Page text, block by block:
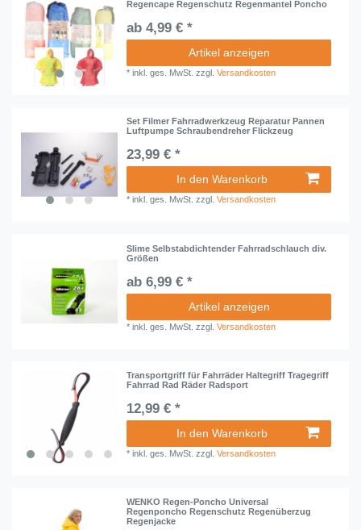
Regencape Regenschutz Regenmantel Poncho
ab 4,99 € *
Artikel anzeigen
*inkl. ges. MwSt. zzgl.Versandkosten
Set Filmer Fahrradwerkzeug Reparatur Pannen
Luftpumpe Schraubendreher Flickzeug
23,99 € *
In den Warenkorb
*inkl. ges. MwSt. zzgl.Versandkosten
Slime Selbstabdichtender Fahrradschlauch div.
Größen
ab 6,99 € *
Artikel anzeigen
*inkl. ges. MwSt. zzgl.Versandkosten
Transportgriff für Fahrräder Haltegriff Tragegriff
Fahrrad Rad Räder Radsport
12,99 € *
In den Warenkorb
*inkl. ges. MwSt. zzgl.Versandkosten
WENKO Regen-Poncho Universal
Regenponcho Regenschutz Regenüberzug
Regenjacke